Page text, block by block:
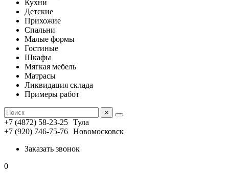
Кухни
Детские
Прихожие
Спальни
Малые формы
Гостиные
Шкафы
Мягкая мебель
Матрасы
Ликвидация склада
Примеры работ
×
+7 (4872) 58-23-25 Тула
+7 (920) 746-75-76 Новомосковск
Заказать звонок
0